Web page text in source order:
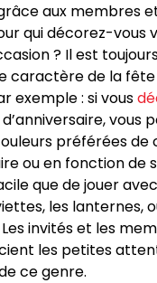
aux membres
qui décorez-vous
? Il est
caractère de la fête
exemple : si vous
vous
préférées de
ou en fonction de
que de jouer
les lanternes,
invités et les
les petites
ce genre.